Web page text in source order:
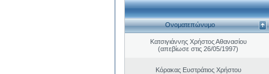
Ονοματεπώνυμο
Κατσιγιάννης Χρήστος Αθανασίου
(απεβίωσε στις 26/05/1997)
Κόρακας Ευστράτιος Χρήστου